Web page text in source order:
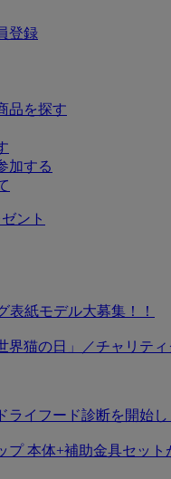
登録
品を探す
加する
表紙モデル大募集！！
界猫の日」／チャリテ
ライフード診断を開始し
プ 本体+補助金具セット